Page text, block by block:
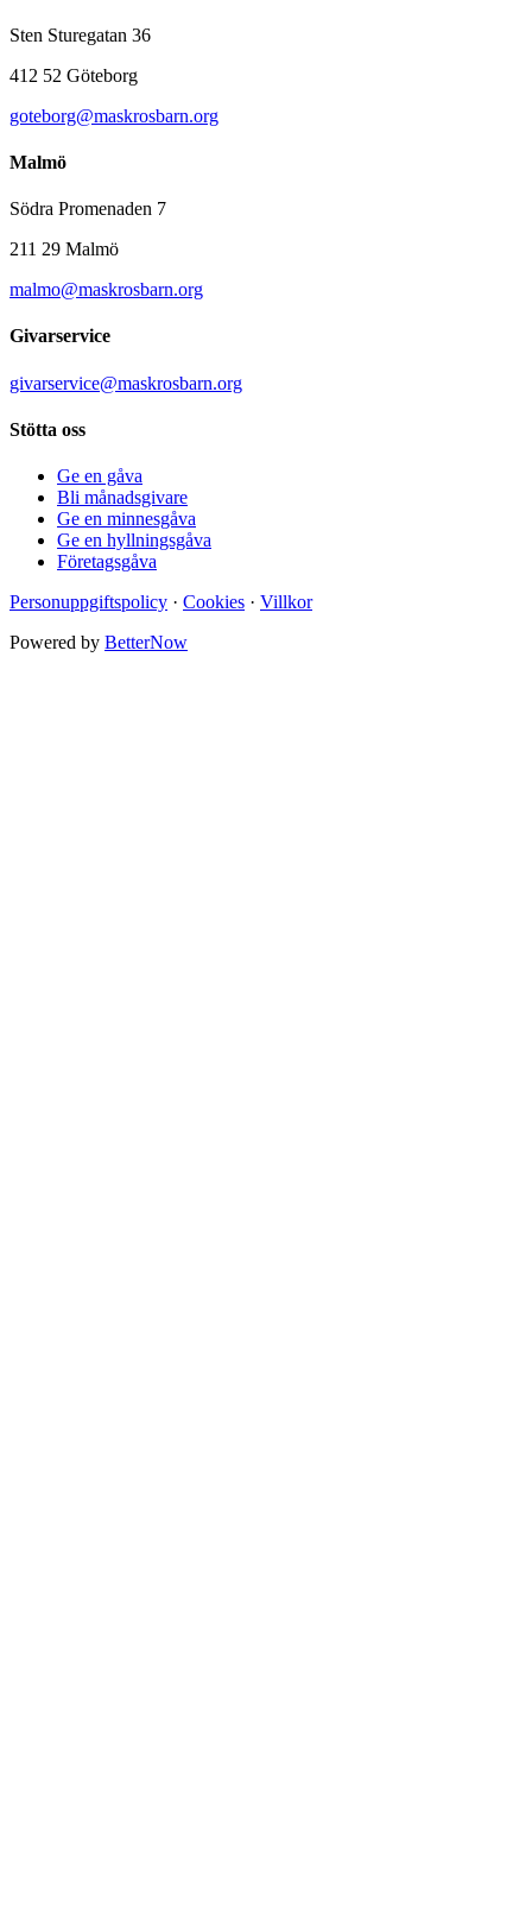
Sten Sturegatan 36
412 52 Göteborg
goteborg@maskrosbarn.org
Malmö
Södra Promenaden 7
211 29 Malmö
malmo@maskrosbarn.org
Givarservice
givarservice@maskrosbarn.org
Stötta oss
Ge en gåva
Bli månadsgivare
Ge en minnesgåva
Ge en hyllningsgåva
Företagsgåva
Personuppgiftspolicy · Cookies · Villkor
Powered by BetterNow